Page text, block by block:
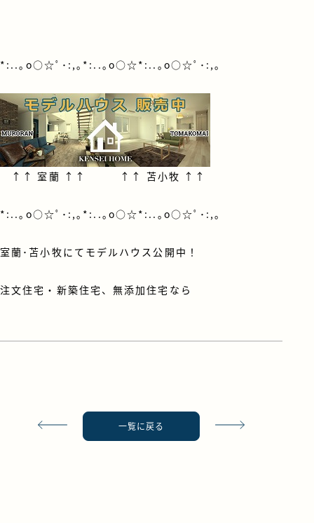
*:..｡o○☆ﾟ･:,｡*:..｡o○☆*:..｡o○☆ﾟ･:,｡
↑↑ 室蘭 ↑↑ ↑↑ 苫小牧 ↑↑
*:..｡o○☆ﾟ･:,｡*:..｡o○☆*:..｡o○☆ﾟ･:,｡
室蘭･苫小牧にてモデルハウス公開中！
注文住宅・新築住宅、無添加住宅なら
一覧に戻る